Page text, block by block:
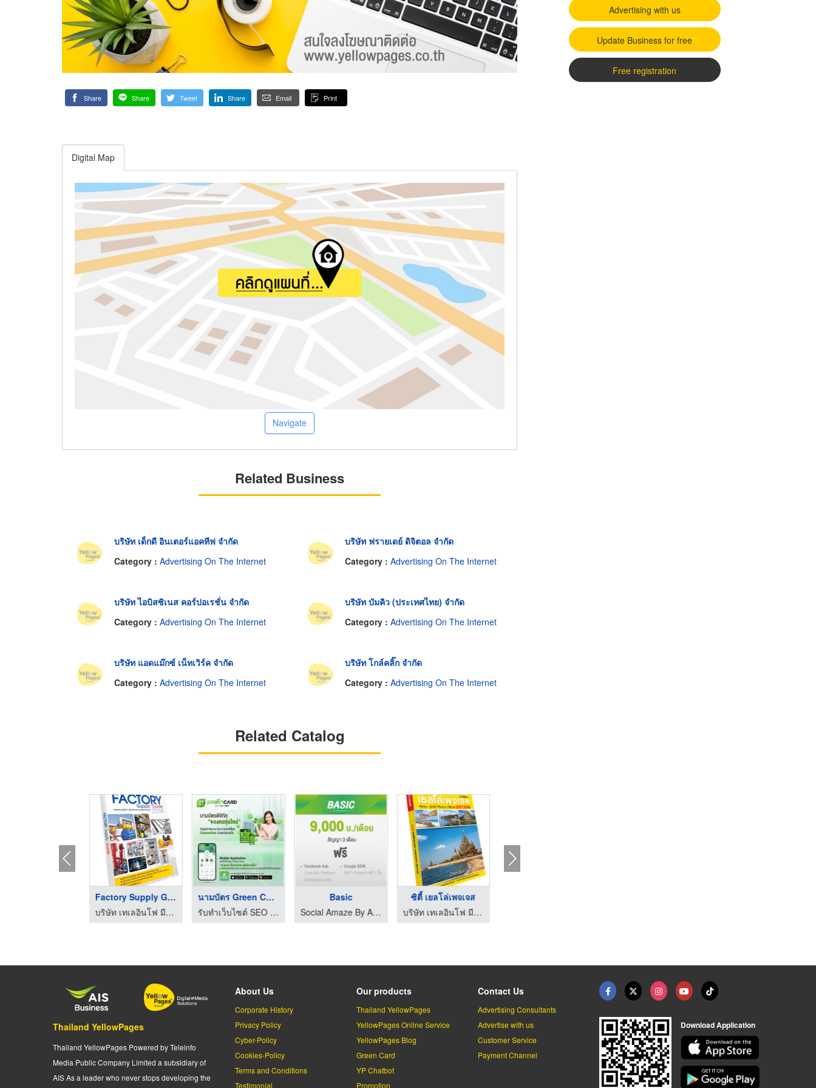
Share Share Tweet Share Email Print
Digital Map
Navigate
Related Business
บริษัท เด็กดี อินเตอร์แอคทีฟ จำกัด
Category : Advertising On The Internet
บริษัท ฟรายเดย์ ดิจิตอล จำกัด
Category : Advertising On The Internet
บริษัท ไอบิสซิเนส คอร์ปอเรชั่น จำกัด
Category : Advertising On The Internet
บริษัท บัมคิว (ประเทศไทย) จำกัด
Category : Advertising On The Internet
บริษัท แอดแม๊กซ์ เน็ทเวิร์ค จำกัด
Category : Advertising On The Internet
บริษัท โกล์คลิ๊ก จำกัด
Category : Advertising On The Internet
Related Catalog
สมุดหน้าเหลืองไทยแลน ...
บริษัท เทเลอินโฟ มีเดีย จำกัด(มหาชน)
AdSearch
บริษัท เทเลอินโฟ มีเดีย จำกัด(มหาชน)
TYPLive E-mail
บริษัท เทเลอินโฟ มีเดีย จำกัด(มหาชน)
Factory Supply Guide
บริษัท เทเลอินโฟ มีเดีย จำกัด(มหาชน)
Advertising with us
Update Business for free
Free registration
Thailand YellowPages
Thailand YellowPages Powered by Teleinfo
Media Public Company Limited a subsidiary of
AIS As a leader who never stops developing the
About Us
Corporate History
Privacy Policy
Cyber-Policy
Cookies-Policy
Terms and Conditions
Testimonial
Our products
Thailand YellowPages
YellowPages Online Service
YellowPages Blog
Green Card
YP Chatbot
Promotion
Contact Us
Advertising Consultants
Advertise with us
Customer Service
Payment Channel
Download Application